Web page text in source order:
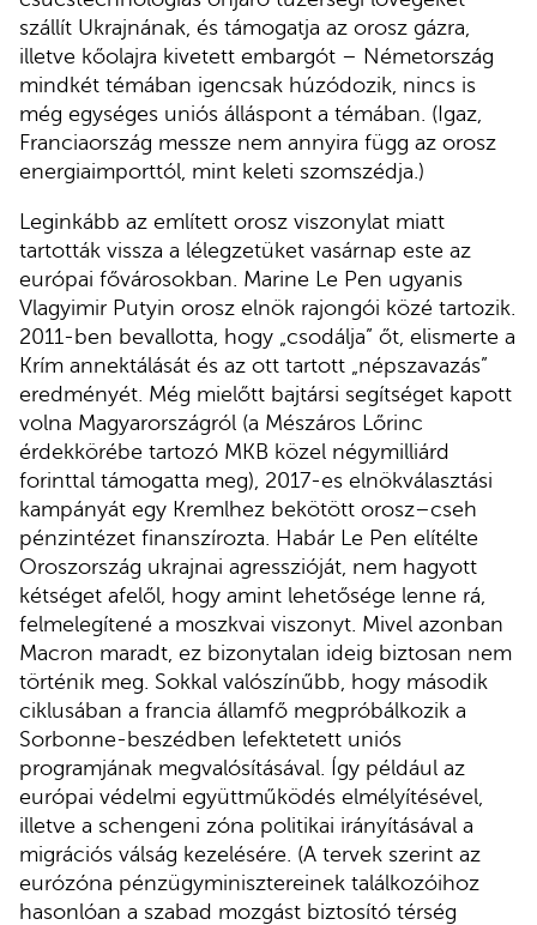
szállít Ukrajnának, és támogatja az orosz gázra,
illetve kőolajra kivetett embargót – Németország
mindkét témában igencsak húzódozik, nincs is
még egységes uniós álláspont a témában. (Igaz,
Franciaország messze nem annyira függ az orosz
energiaimporttól, mint keleti szomszédja.)
Leginkább az említett orosz viszonylat miatt
tartották vissza a lélegzetüket vasárnap este az
európai fővárosokban. Marine Le Pen ugyanis
Vlagyimir Putyin orosz elnök rajongói közé tartozik.
2011-ben bevallotta, hogy „csodálja” őt, elismerte a
Krím annektálását és az ott tartott „népszavazás”
eredményét. Még mielőtt bajtársi segítséget kapott
volna Magyarországról (a Mészáros Lőrinc
érdekkörébe tartozó MKB közel négymilliárd
forinttal támogatta meg), 2017-es elnökválasztási
kampányát egy Kremlhez bekötött orosz–cseh
pénzintézet finanszírozta. Habár Le Pen elítélte
Oroszország ukrajnai agresszióját, nem hagyott
kétséget afelől, hogy amint lehetősége lenne rá,
felmelegítené a moszkvai viszonyt. Mivel azonban
Macron maradt, ez bizonytalan ideig biztosan nem
történik meg. Sokkal valószínűbb, hogy második
ciklusában a francia államfő megpróbálkozik a
Sorbonne-beszédben lefektetett uniós
programjának megvalósításával. Így például az
európai védelmi együttműködés elmélyítésével,
illetve a schengeni zóna politikai irányításával a
migrációs válság kezelésére. (A tervek szerint az
eurózóna pénzügyminisztereinek találkozóihoz
hasonlóan a szabad mozgást biztosító térség